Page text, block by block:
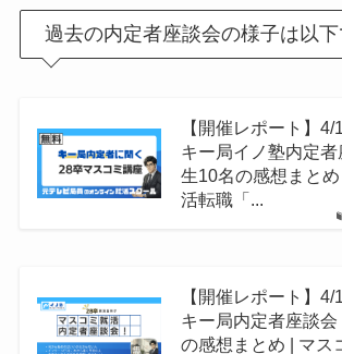
過去の内定者座談会の様子は以下
【開催レポート】
キー局イノ塾内定
生10名の感想まと
活転職「...
【開催レポート】
キー局内定者座談
の感想まとめ | マス